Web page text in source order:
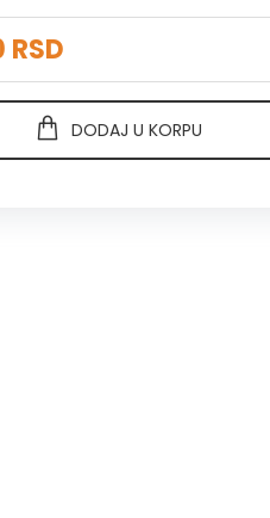
DODAJ U KORPU